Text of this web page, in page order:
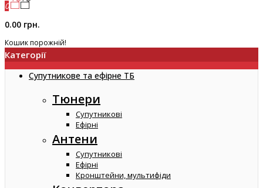
0
0.00 грн.
Кошик порожній!
Категорії
Супутникове та ефірне ТБ
Тюнери
Супутникові
Ефірні
Антени
Супутникові
Ефірні
Кронштейни, мультифіди